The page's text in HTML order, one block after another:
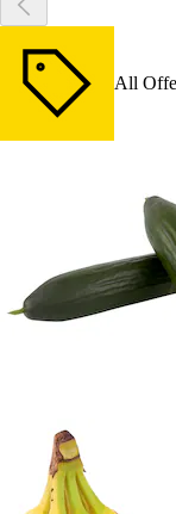
All